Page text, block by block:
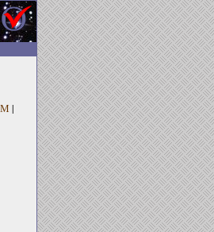
М |